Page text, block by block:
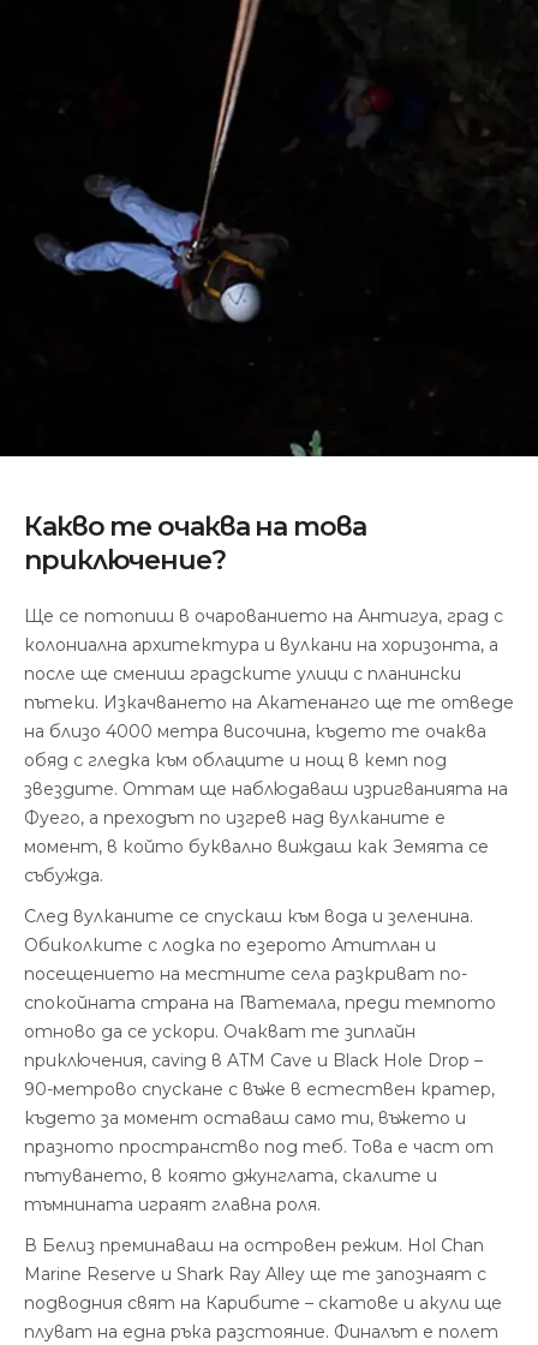
Какво те очаква на това
приключение?
Ще се потопиш в очарованието на Антигуа, град с
колониална архитектура и вулкани на хоризонта, а
после ще смениш градските улици с планински
пътеки. Изкачването на Акатенанго ще те отведе
на близо 4000 метра височина, където те очаква
обяд с гледка към облаците и нощ в кемп под
звездите. Оттам ще наблюдаваш изригванията на
Фуего, а преходът по изгрев над вулканите е
момент, в който буквално виждаш как Земята се
събужда.
След вулканите се спускаш към вода и зеленина.
Обиколките с лодка по езерото Атитлан и
посещението на местните села разкриват по-
спокойната страна на Гватемала, преди темпото
отново да се ускори. Очакват те зиплайн
приключения, caving в ATM Cave и Black Hole Drop –
90-метрово спускане с въже в естествен кратер,
където за момент оставаш само ти, въжето и
празното пространство под теб. Това е част от
пътуването, в която джунглата, скалите и
тъмнината играят главна роля.
В Белиз преминаваш на островен режим. Hol Chan
Marine Reserve и Shark Ray Alley ще те запознаят с
подводния свят на Карибите – скатове и акули ще
плуват на една ръка разстояние. Финалът е полет